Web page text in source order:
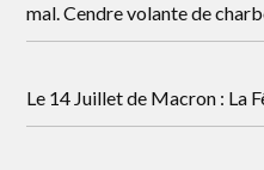
mal. Cendre volante de
Le 14 Juillet de Macron : La